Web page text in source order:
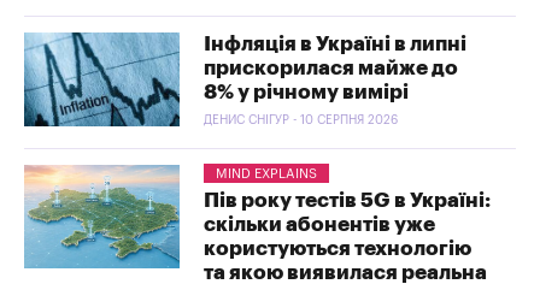
Інфляція в Україні в липні
прискорилася майже до
8% у річному вимірі
ДЕНИС СНІГУР - 10 СЕРПНЯ 2026
MIND EXPLAINS
Пів року тестів 5G в Україні:
скільки абонентів уже
користуються технологію
та якою виявилася реальна